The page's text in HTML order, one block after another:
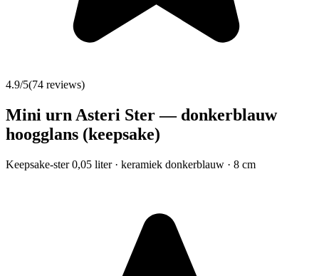
4.9/5(74 reviews)
Mini urn Asteri Ster — donkerblauw
hoogglans (keepsake)
Keepsake-ster 0,05 liter · keramiek donkerblauw · 8 cm